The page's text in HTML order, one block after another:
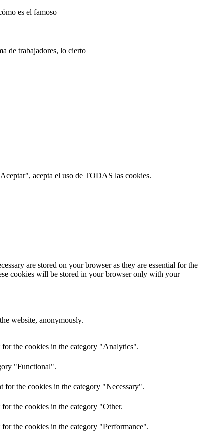
es el famoso
de trabajadores, lo cierto
acepta el uso de TODAS las cookies.
are stored on your browser as they are essential for the
cookies will be stored in your browser only with your
website, anonymously.
the cookies in the category "Analytics".
"Functional".
for the cookies in the category "Necessary".
the cookies in the category "Other.
the cookies in the category "Performance".